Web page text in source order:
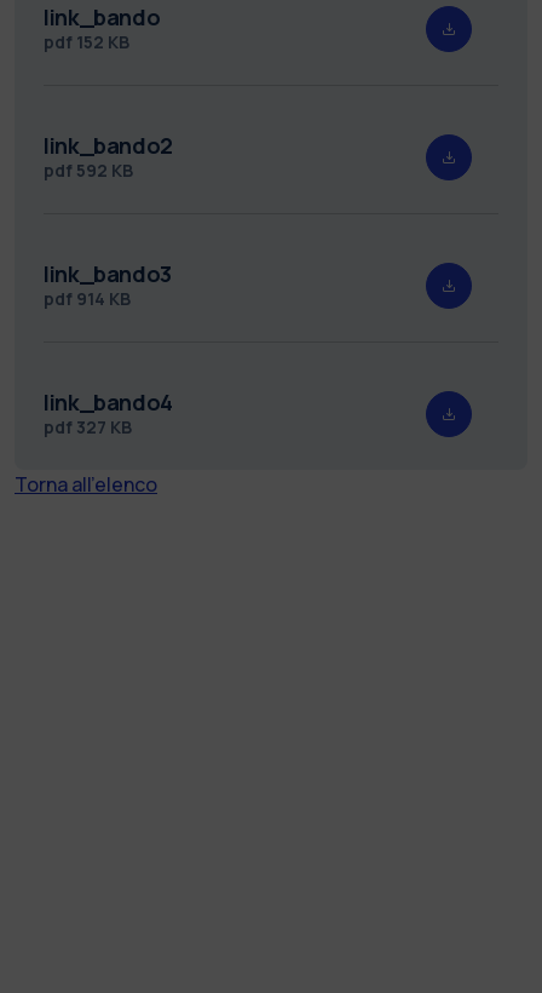
link_bando
pdf 152 KB
link_bando2
pdf 592 KB
link_bando3
pdf 914 KB
link_bando4
pdf 327 KB
Torna all'elenco